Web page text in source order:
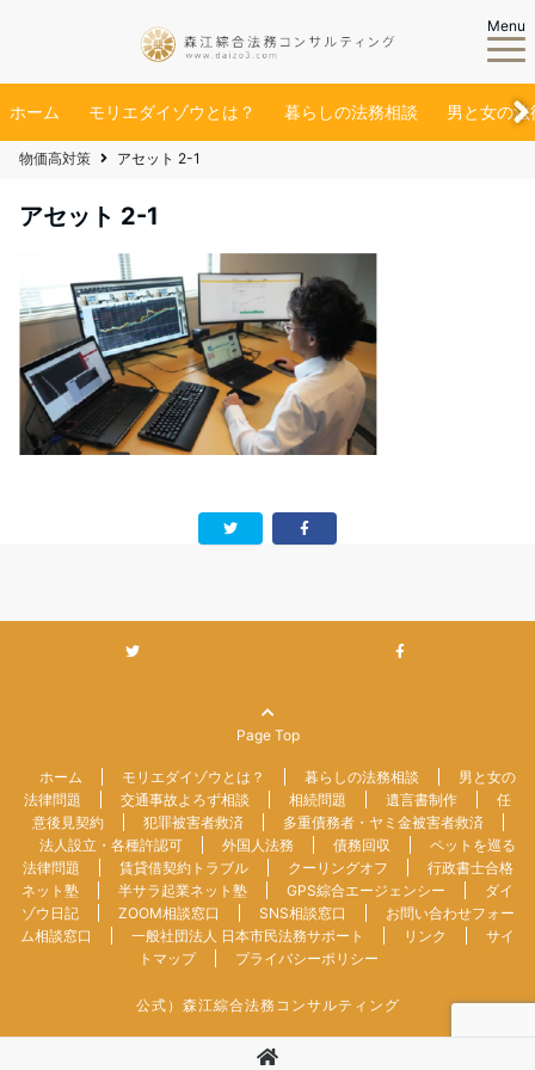
Menu
ホーム モリエダイゾウとは？ 暮らしの法務相談 男と女の法
物価高対策 アセット 2-1
アセット 2-1
Page Top
ホーム モリエダイゾウとは？ 暮らしの法務相談
男と女の
法律問題
交通事故よろず相談 相続問題 遺言書制作
任
意後見契約
犯罪被害者救済
多重債務者・ヤミ金被害者救済
法人設立・各種許認可
外国人法務 債務回収
ペットを巡る
法律問題
賃貸借契約トラブル クーリングオフ
行政書士合格
ネット塾
半サラ起業ネット塾 GPS綜合エージェンシー
ダイ
ゾウ日記
ZOOM相談窓口 SNS相談窓口
お問い合わせフォー
ム相談窓口
一般社団法人 日本市民法務サポート リンク
サイ
トマップ
プライバシーポリシー
公式）森江綜合法務コンサルティング